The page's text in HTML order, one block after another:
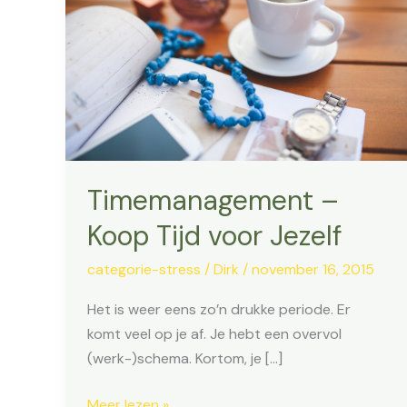
Timemanagement –
Koop Tijd voor Jezelf
categorie-stress /Dirk /november 16, 2015
Het is weer eens zo’n drukke periode. Er
komt veel op je af. Je hebt een overvol
(werk-)schema. Kortom, je […]